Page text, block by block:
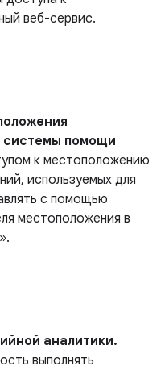
веб-сервис.
системы помощи
к местоположению
используемых для
с помощью
местоположения в
аналитики.
выполнять